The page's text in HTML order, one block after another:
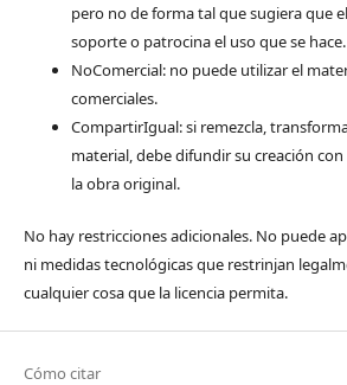
pero no de forma tal que sugiera que
soporte o patrocina el uso que se hace.
NoComercial: no puede utilizar el
comerciales.
CompartirIgual: si remezcla,
material, debe difundir su creación
la obra original.
No hay restricciones adicionales. No puede
ni medidas tecnológicas que restrinjan
cualquier cosa que la licencia permita.
Cómo citar